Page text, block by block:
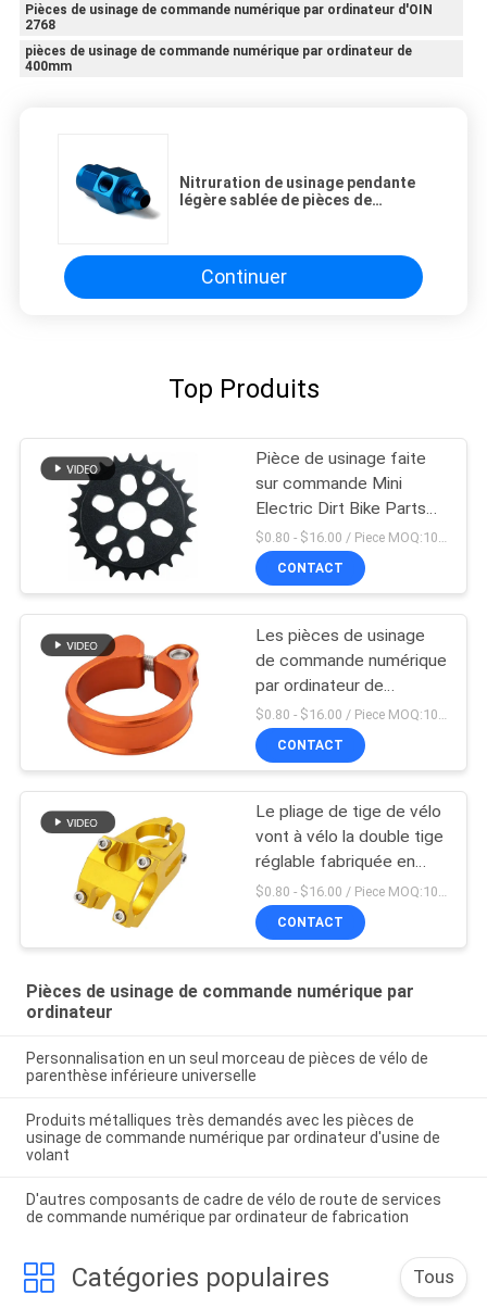
Pièces de usinage de commande numérique par ordinateur d'OIN
2768
pièces de usinage de commande numérique par ordinateur de
400mm
Nitruration de usinage pendante
légère sablée de pièces de
de 0.02mm
Continuer
Top Produits
Pièce de usinage faite
sur commande Mini
Electric Dirt Bike Parts
de commande numérique
par ordinateur d'OEM
$0.80 - $16.00 / Piece MOQ:10 morceaux
CONTACT
Les pièces de usinage
de commande numérique
par ordinateur de
précision font du vélo 5 x
4 pouces de bride de
Seatpost
$0.80 - $16.00 / Piece MOQ:10 morceaux
CONTACT
Le pliage de tige de vélo
vont à vélo la double tige
réglable fabriquée en
Chine
CONTACT
Pièces de usinage de commande numérique par
ordinateur
Personnalisation en un seul morceau de pièces de vélo de
parenthèse inférieure universelle
Produits métalliques très demandés avec les pièces de
usinage de commande numérique par ordinateur d'usine de
volant
D'autres composants de cadre de vélo de route de services
de commande numérique par ordinateur de fabrication
Catégories populaires Tous